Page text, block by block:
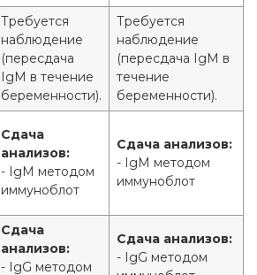
Требуется
наблюдение
(пересдача
IgM в течение
беременности).
Требуется
наблюдение
(пересдача IgM в
течение
беременности).
Сдача
анализов:
- IgM методом
иммуноблот
Сдача анализов:
- IgM методом
иммуноблот
Сдача
анализов:
- IgG методом
Сдача анализов:
- IgG методом